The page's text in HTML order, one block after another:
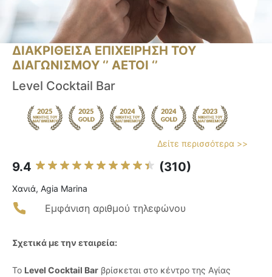
ΔΙΑΚΡΙΘΕΙΣΑ ΕΠΙΧΕΙΡΗΣΗ ΤΟΥ
ΔΙΑΓΩΝΙΣΜΟΥ ‘’ ΑΕΤΟΙ ‘’
Level Cocktail Bar
Δείτε περισσότερα >>
9.4 (310)
Χανιά, Agia Marina
Εμφάνιση αριθμού τηλεφώνου
Σχετικά με την εταιρεία:
Το Level Cocktail Bar βρίσκεται στο κέντρο της Αγίας